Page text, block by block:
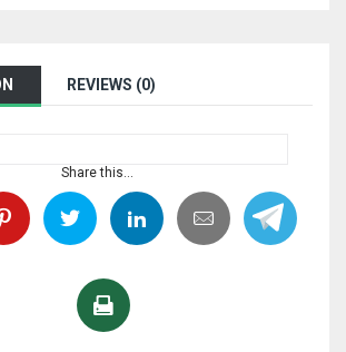
REVIEWS (0)
Share this...